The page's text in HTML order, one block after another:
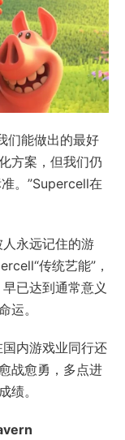
们能做出的最好
方案，但我们仍
。”Supercell在
永远记住的游
传统艺能”，
已达到通常意义
运。
内游戏业同行还
战愈勇，多点进
绩。